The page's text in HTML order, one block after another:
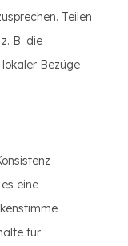
Teilen
B. die
Bezüge
eine
für